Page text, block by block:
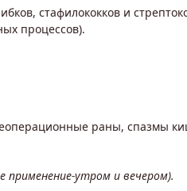
стафилококков и
процессов).
раны, спазмы
применение-утром и вечером).